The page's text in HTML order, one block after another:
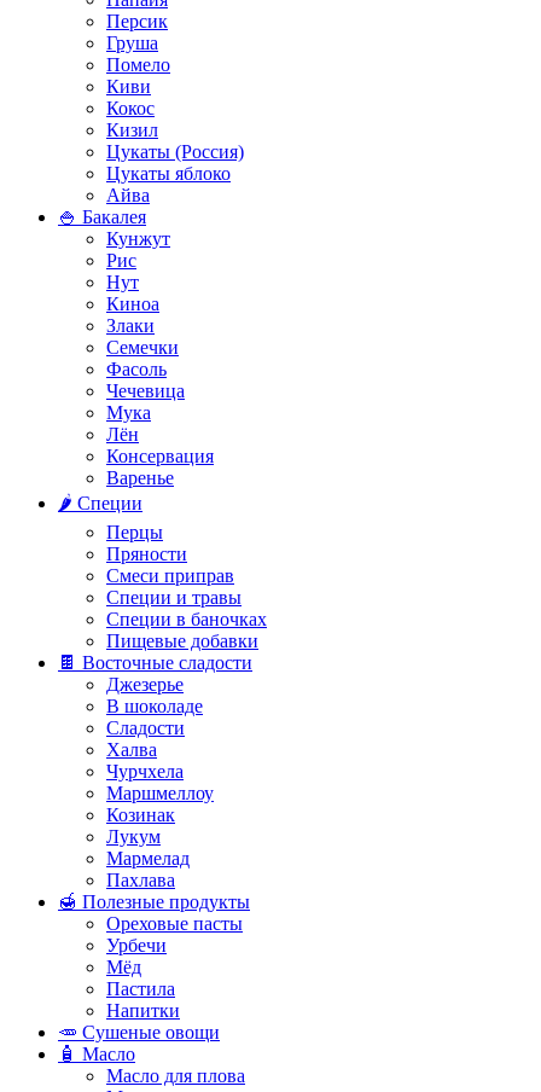
Персик
Груша
Помело
Киви
Кокос
Кизил
Цукаты (Россия)
Цукаты яблоко
Айва
🍚 Бакалея
Кунжут
Рис
Нут
Киноа
Злаки
Семечки
Фасоль
Чечевица
Мука
Лён
Консервация
Варенье
🌶️ Специи
Перцы
Пряности
Смеси приправ
Специи и травы
Специи в баночках
Пищевые добавки
🍫 Восточные сладости
Джезерье
В шоколаде
Сладости
Халва
Чурчхела
Маршмеллоу
Козинак
Лукум
Мармелад
Пахлава
🍯 Полезные продукты
Ореховые пасты
Урбечи
Мёд
Пастила
Напитки
🥕 Сушеные овощи
🧴 Масло
Масло для плова